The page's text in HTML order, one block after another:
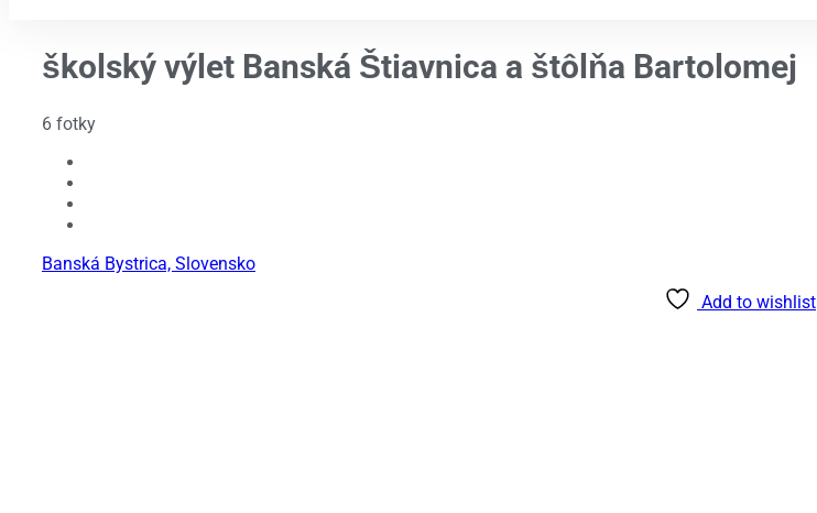
školský výlet Banská Štiavnica a štôlňa Bartolomej
6 fotky
Banská Bystrica, Slovensko
Add to wishlist